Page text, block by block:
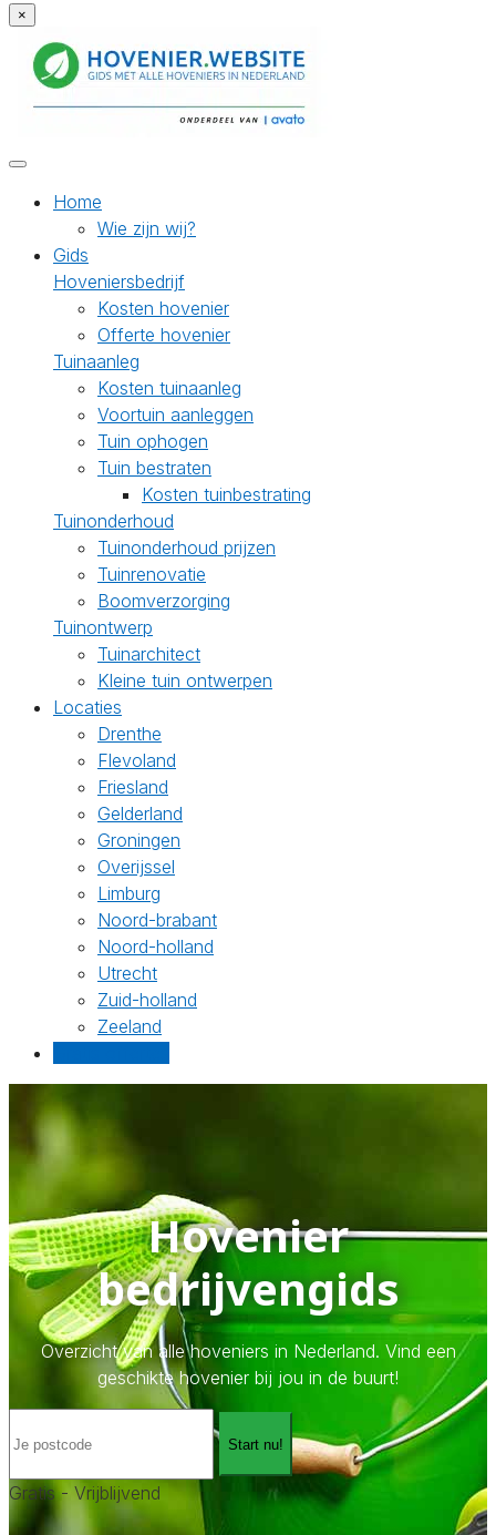
×
Home
Wie zijn wij?
Gids
Hoveniersbedrijf
Kosten hovenier
Offerte hovenier
Tuinaanleg
Kosten tuinaanleg
Voortuin aanleggen
Tuin ophogen
Tuin bestraten
Kosten tuinbestrating
Tuinonderhoud
Tuinonderhoud prijzen
Tuinrenovatie
Boomverzorging
Tuinontwerp
Tuinarchitect
Kleine tuin ontwerpen
Locaties
Drenthe
Flevoland
Friesland
Gelderland
Groningen
Overijssel
Limburg
Noord-brabant
Noord-holland
Utrecht
Zuid-holland
Zeeland
Hovenier
bedrijvengids
Overzicht van alle hoveniers in Nederland. Vind een
geschikte hovenier bij jou in de buurt!
Start nu!
Gratis - Vrijblijvend